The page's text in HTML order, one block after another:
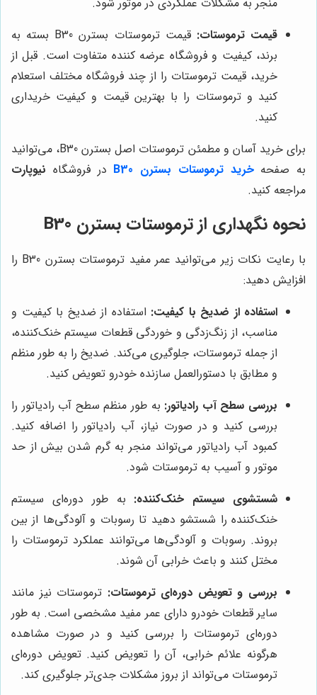
قیمت ترموستات:
قیمت ترموستات بسترن B30 بسته به
برند، کیفیت و فروشگاه عرضه کننده متفاوت است. قبل از
خرید، قیمت ترموستات را از چند فروشگاه مختلف استعلام
کنید و ترموستات را با بهترین قیمت و کیفیت خریداری
کنید.
برای خرید آسان و مطمئن ترموستات اصل بسترن B30، می‌توانید
به صفحهخرید ترموستات بسترن B30 در فروشگاه نیوپارت
مراجعه کنید.
نحوه نگهداری از ترموستات بسترن B30
با رعایت نکات زیر می‌توانید عمر مفید ترموستات بسترن B30 را
افزایش دهید:
استفاده از ضدیخ با کیفیت: استفاده از ضدیخ با کیفیت و
مناسب، از زنگ‌زدگی و خوردگی قطعات سیستم خنک‌کننده،
از جمله ترموستات، جلوگیری می‌کند. ضدیخ را به طور منظم
و مطابق با دستورالعمل سازنده خودرو تعویض کنید.
بررسی سطح آب رادیاتور: به طور منظم سطح آب رادیاتور را
بررسی کنید و در صورت نیاز، آب رادیاتور را اضافه کنید.
کمبود آب رادیاتور می‌تواند منجر به گرم شدن بیش از حد
موتور و آسیب به ترموستات شود.
شستشوی سیستم خنک‌کننده: به طور دوره‌ای سیستم
خنک‌کننده را شستشو دهید تا رسوبات و آلودگی‌ها از بین
بروند. رسوبات و آلودگی‌ها می‌توانند عملکرد ترموستات را
مختل کنند و باعث خرابی آن شوند.
بررسی و تعویض دوره‌ای ترموستات: ترموستات نیز مانند
سایر قطعات خودرو دارای عمر مفید مشخصی است. به طور
دوره‌ای ترموستات را بررسی کنید و در صورت مشاهده
هرگونه علائم خرابی، آن را تعویض کنید. تعویض دوره‌ای
ترموستات می‌تواند از بروز مشکلات جدی‌تر جلوگیری کند.